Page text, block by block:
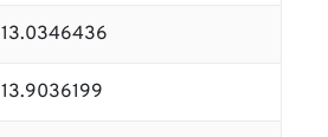
13.0346436
13.9036199